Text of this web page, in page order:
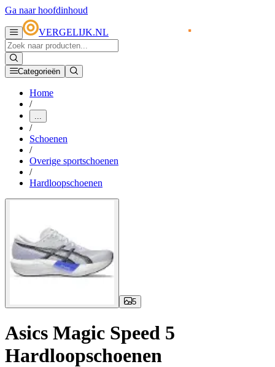
Ga naar hoofdinhoud
VERGELIJK.NL
Categorieën
Home
/
...
/
Schoenen
/
Overige sportschoenen
/
Hardloopschoenen
5
Asics Magic Speed 5
Hardloopschoenen